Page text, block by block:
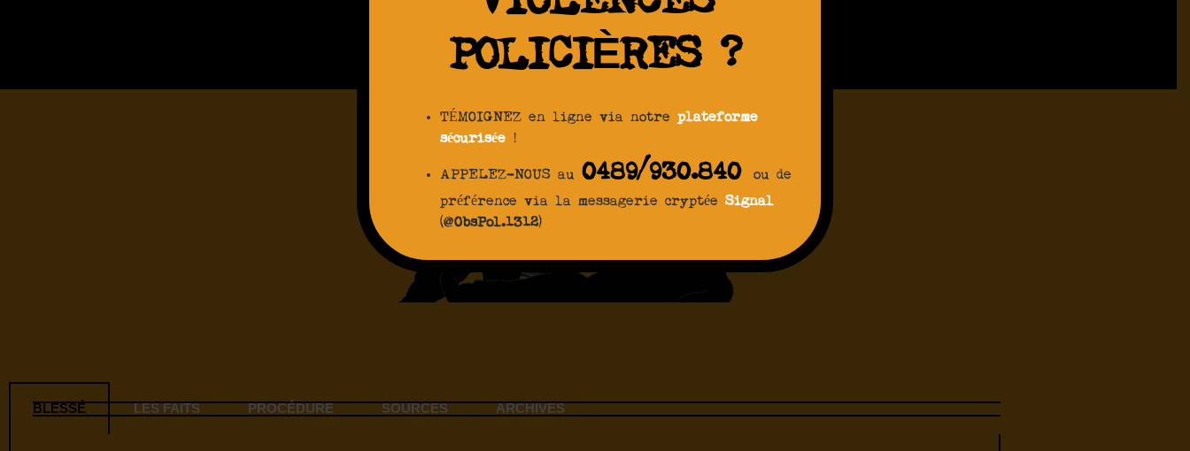
BLESSÉ LES FAITS PROCÉDURE SOURCES ARCHIVES
POLICIÈRES ?
TÉMOIGNEZ en ligne via notreplateforme
sécurisée !
APPELEZ-NOUS au0489/930.840ou de
préférence via la messagerie cryptéeSignal
(@ObsPol.1312)